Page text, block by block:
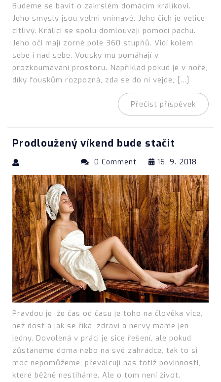
Budeme se bavit o zakrslém domácím králíkovi.
Jeho smysly jsou velmi vnímavé. Jeho čich je velice
citlivý. Králíci se spolu domlouvají pomocí pachu.
Jeho oči mají zorné pole 360 stupňů. Vidí kolem
sebe i nad sebe. Vousky mu pomáhají v
prozkoumávání prostoru. Například pokud je v noře,
díky fouskům rozpozná, zda se do ní vejde, […]
Přečíst příspěvek
Prodloužený víkend bude stačit
16. 9. 2018
0 Comment
Pravdou je, že čas od času je toho na člověka více,
než dost a jak se říká, zdraví a nervy máme jen
jedny. Dovolená v práci je sice řešení, ale pokud
zůstaneme doma nebo na své zahrádce, tak to si
moc nepomůžeme, převálcují nás totiž povinnosti,
které běžně nestíháme. Ale o tom není život.